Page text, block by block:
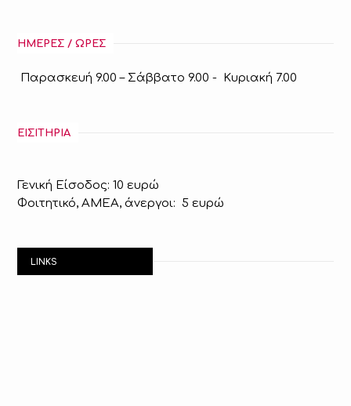
ΗΜΕΡΕΣ / ΩΡΕΣ
Παρασκευή 9.00 – Σάββατο 9.00 - Κυριακή 7.00
ΕΙΣΙΤΗΡΙΑ
Γενική Eίσοδος: 10 ευρώ
Φοιτητικό, ΑΜΕΑ, άνεργοι: 5 ευρώ
LINKS